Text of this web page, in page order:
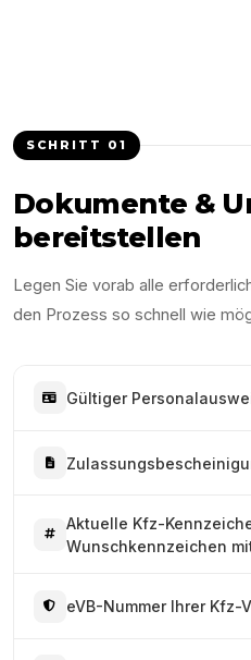
SCHRITT 01
Dokumente &
bereitstellen
Legen Sie vorab alle
den Prozess so schnell wie
Gültiger
Aktuelle Kfz-
Wunschkennzeichen
eVB-Nummer Ihrer Kfz-